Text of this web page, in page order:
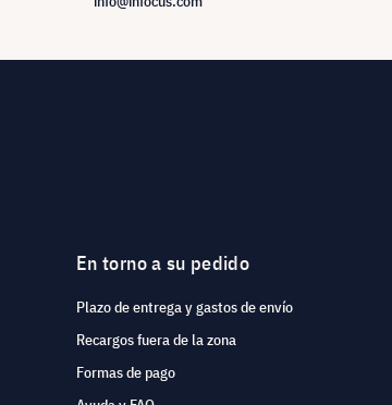
En torno a su pedido
Plazo de entrega y gastos de envío
Recargos fuera de la zona
Formas de pago